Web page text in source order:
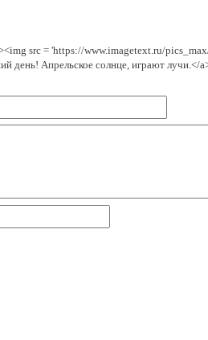
src = 'https://www.imagetext.ru/
день! Апрельское солнце, играют лучи.</